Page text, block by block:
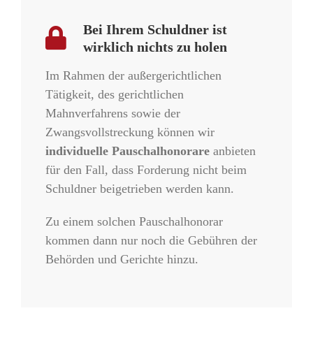
Bei Ihrem Schuldner ist
wirklich nichts zu holen
Im Rahmen der außergerichtlichen
Tätigkeit, des gerichtlichen
Mahnverfahrens sowie der
Zwangsvollstreckung können wir
individuelle Pauschalhonorareanbieten
für den Fall, dass Forderung nicht beim
Schuldner beigetrieben werden kann.
Zu einem solchen Pauschalhonorar
kommen dann nur noch die Gebühren der
Behörden und Gerichte hinzu.